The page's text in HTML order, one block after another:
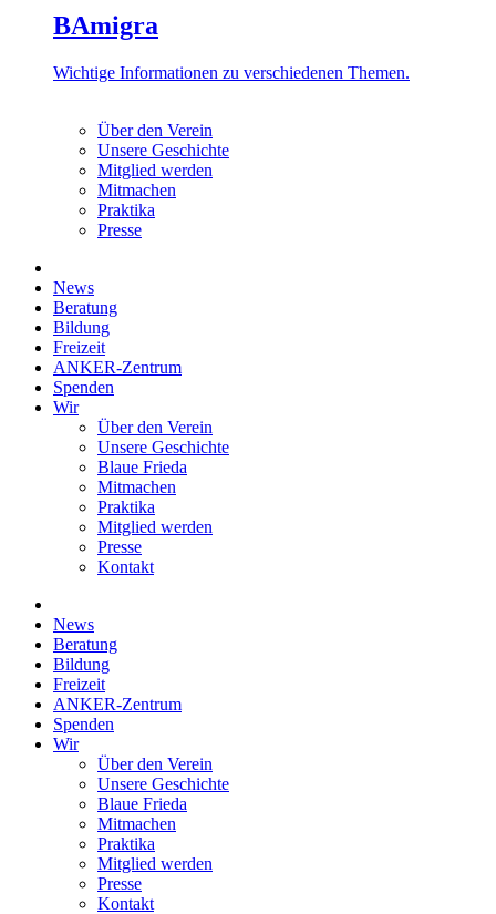
BAmigra
Wichtige Informationen zu verschiedenen Themen.
Über den Verein
Unsere Geschichte
Mitglied werden
Mitmachen
Praktika
Presse
News
Beratung
Bildung
Freizeit
ANKER-Zentrum
Spenden
Wir
Über den Verein
Unsere Geschichte
Blaue Frieda
Mitmachen
Praktika
Mitglied werden
Presse
Kontakt
News
Beratung
Bildung
Freizeit
ANKER-Zentrum
Spenden
Wir
Über den Verein
Unsere Geschichte
Blaue Frieda
Mitmachen
Praktika
Mitglied werden
Presse
Kontakt